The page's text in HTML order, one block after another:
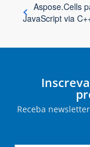
Aspose.Cells
JavaScript via
Receba